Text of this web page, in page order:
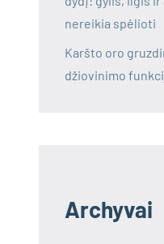
nereikia spėlioti
Karšto oro
džiovinimo
Archyvai